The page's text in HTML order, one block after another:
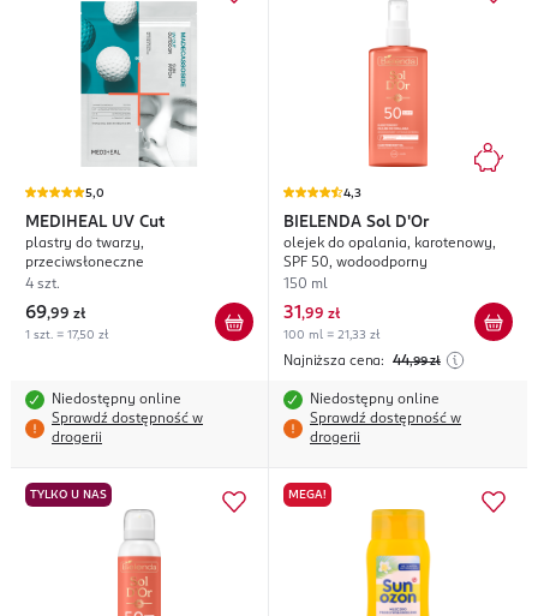
5,0
MEDIHEAL UV Cut
plastry do twarzy,
przeciwsłoneczne
4 szt.
69,99 zł
1 szt. = 17,50 zł
Niedostępny online
Sprawdź dostępność w
drogerii
4,3
BIELENDA Sol D'Or
olejek do opalania, karotenowy,
SPF 50, wodoodporny
150 ml
31 ,99 zł
100 ml = 21,33 zł
Najniższa cena: 44,99 zł
Niedostępny online
Sprawdź dostępność w
drogerii
TYLKO U NAS MEGA!